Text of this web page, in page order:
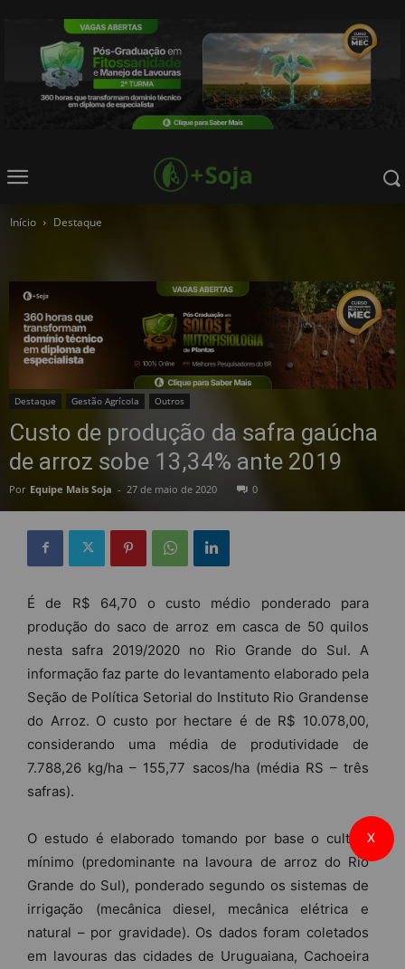
Início Destaque
Destaque Gestão Agrícola Outros
Custo de produção da safra gaúcha
de arroz sobe 13,34% ante 2019
Por Equipe Mais Soja - 27 de maio de 2020 0
É de R$ 64,70 o custo médio ponderado para
produção do saco de arroz em casca de 50 quilos
nesta safra 2019/2020 no Rio Grande do Sul. A
informação faz parte do levantamento elaborado pela
Seção de Política Setorial do Instituto Rio Grandense
do Arroz. O custo por hectare é de R$ 10.078,00,
considerando uma média de produtividade de
7.788,26 kg/ha – 155,77 sacos/ha (média RS – três
safras).
O estudo é elaborado tomando por base o cultivo
mínimo (predominante na lavoura de arroz do Rio
Grande do Sul), ponderado segundo os sistemas de
irrigação (mecânica diesel, mecânica elétrica e
natural – por gravidade). Os dados foram coletados
em lavouras das cidades de Uruguaiana, Cachoeira
X